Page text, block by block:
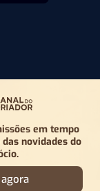
em tempo
novidades do